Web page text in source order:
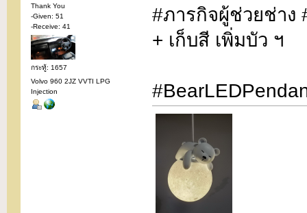
Thank You
-Given: 51
-Receive: 41
กระทู้: 1657
Volvo 960 2JZ VVTI LPG
Injection
#ภารกิจผู้ช่วยช่าง
+ เก็บสี เพิ่มบัว ฯ